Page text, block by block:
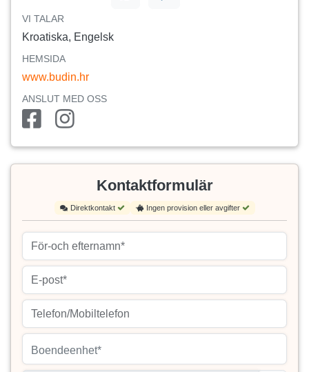
VI TALAR
Kroatiska, Engelsk
HEMSIDA
www.budin.hr
ANSLUT MED OSS
Kontaktformulär
Direktkontakt Ingen provision eller avgifter
Boendeenhet*